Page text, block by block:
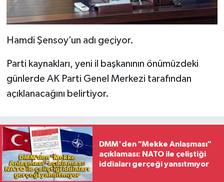
Hamdi Şensoy’un adı geçiyor.
Parti kaynakları, yeni il başkanının önümüzdeki
günlerde AK Parti Genel Merkezi tarafından
açıklanacağını belirtiyor.
DMM'den "Mekke Anlaşması"
açıklaması: NATO ile çeliştiği
iddiaları gerçeği yansıtmıyor